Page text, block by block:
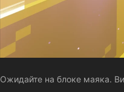
Ожидайте на блоке маяка.